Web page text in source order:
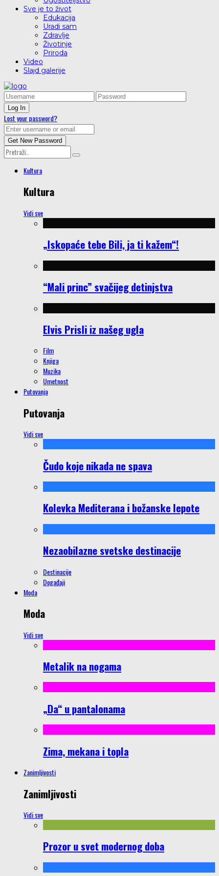
Sve je to život
Edukacija
Uradi sam
Zdravlje
Životinje
Priroda
Video
Slajd galerije
Lost your password?
Kultura
Kultura
Vidi sve
„Iskopaće tebe Bili, ja ti kažem“!
“Mali princ” svačijeg detinjstva
Elvis Prisli iz našeg ugla
Film
Knjiga
Muzika
Umetnost
Putovanja
Putovanja
Vidi sve
Čudo koje nikada ne spava
Kolevka Mediterana i božanske lepote
Nezaobilazne svetske destinacije
Destinacije
Događaji
Moda
Moda
Vidi sve
Metalik na nogama
„Da“ u pantalonama
Zima, mekana i topla
Zanimljivosti
Zanimljivosti
Vidi sve
Prozor u svet modernog doba